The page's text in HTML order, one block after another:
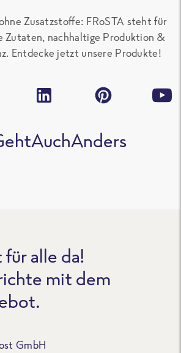
Zusatzstoffe: FRoSTA steht für
Zutaten, nachhaltige Produktion &
Entdecke jetzt unsere Produkte!
für alle da!
mit dem
GmbH